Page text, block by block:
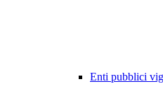
Enti pubblici